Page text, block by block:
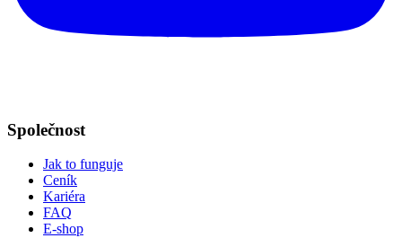
Společnost
Jak to funguje
Ceník
Kariéra
FAQ
E-shop